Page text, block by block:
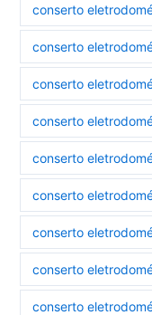
conserto
conserto
conserto
conserto
conserto
conserto
conserto
conserto
conserto